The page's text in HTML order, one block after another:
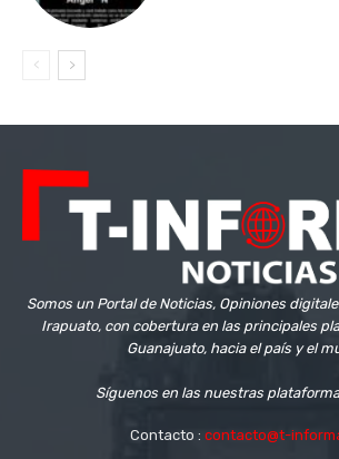
Somos un Portal de Noticias, Opiniones
Irapuato, con cobertura en las principales
Guanajuato, hacia el país y el
Síguenos en las nuestras
Contacto : contacto@t-